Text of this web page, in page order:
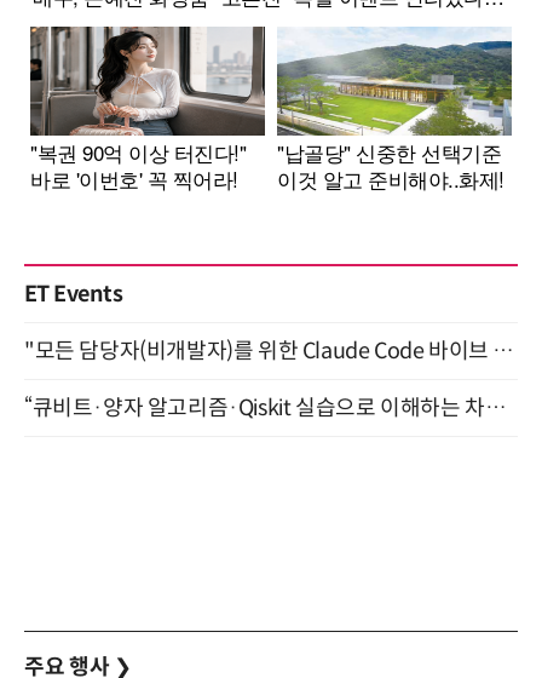
ET Events
"모든 담당자(비개발자)를 위한 Claude Code 바이브 코딩 2-day 부트캠프" 9월 16~17일 개최
“큐비트·양자 알고리즘·Qiskit 실습으로 이해하는 차세대 컴퓨팅” (8/28)
주요 행사 ❯